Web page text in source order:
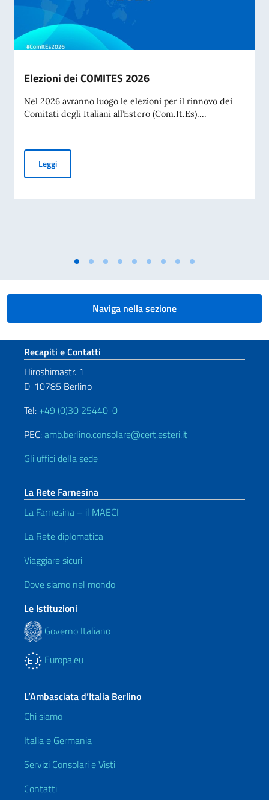
Elezioni dei COMITES 2026
Nel 2026 avranno luogo le elezioni per il rinnovo dei
Comitati degli Italiani all’Estero (Com.It.Es)....
LeggiElezioni dei COMITES 2026
Naviga nella sezione
Sezione footer
Recapiti e Contatti
Hiroshimastr. 1
D-10785 Berlino
Tel: +49 (0)30 25440-0
PEC:amb.berlino.consolare@cert.esteri.it
Gli uffici della sede
La Rete Farnesina
La Farnesina – il MAECI
La Rete diplomatica
Viaggiare sicuri
Dove siamo nel mondo
Le Istituzioni
Governo Italiano
Europa.eu
L’Ambasciata d’Italia Berlino
Chi siamo
Italia e Germania
Servizi Consolari e Visti
Contatti